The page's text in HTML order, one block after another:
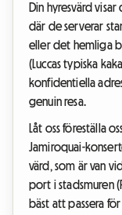
Din hyresvärd
där de serverar
eller det hemliga
(Luccas typiska
konfidentiella
genuin resa.
Låt oss föreställa
Jamiroquai-
värd, som är van
port i stadsmuren
bäst att passera